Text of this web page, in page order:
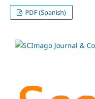
PDF (Spanish)